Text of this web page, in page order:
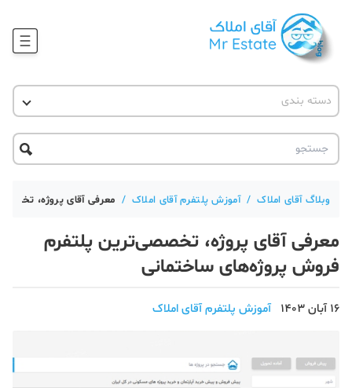
آموزش املاک
حقوقی
آکادمی
دسته بندی
آقای مشاور املاک
آکادمی آقای املاک
آموزش املاک
آموزش پلتفرم آقای املاک
اخبار مسکن
تحلیل مسکن
دکوراسیون
وبلاگ آقای املاک / آموزش پلتفرم آقای املاک / معرفی آقای پروژه،
معرفی آقای پروژه، تخصصی‌ترین پلتفرم
فروش پروژه‌های ساختمانی
16 آبان 1403 آموزش پلتفرم آقای املاک